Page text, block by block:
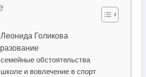
Голикова
обстоятельства
и вовлечение в спорт